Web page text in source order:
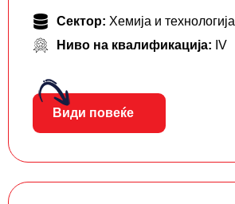
Сектор: Хемија и технологија
Ниво на квалификација: IV
Види повеќе